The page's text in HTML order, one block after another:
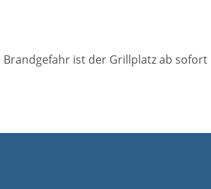
ist der Grillplatz ab sofort